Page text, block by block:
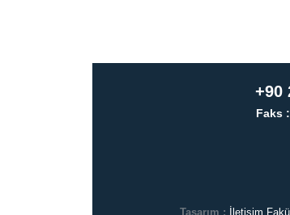
+90
Faks
Tasarım : İletişim